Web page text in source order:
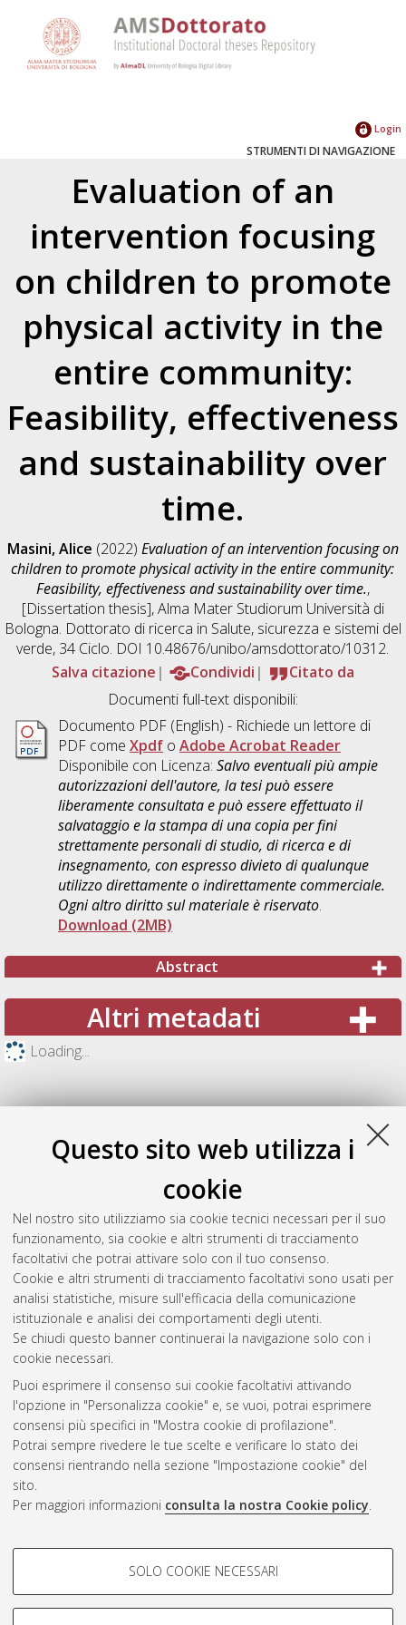
Questo sito web utilizza i
cookie
Nel nostro sito utilizziamo sia cookie tecnici necessari per il suo
funzionamento, sia cookie e altri strumenti di tracciamento
facoltativi che potrai attivare solo con il tuo consenso.
Cookie e altri strumenti di tracciamento facoltativi sono usati per
analisi statistiche, misure sull'efficacia della comunicazione
istituzionale e analisi dei comportamenti degli utenti.
Se chiudi questo banner continuerai la navigazione solo con i
cookie necessari.
Puoi esprimere il consenso sui cookie facoltativi attivando
l'opzione in "Personalizza cookie" e, se vuoi, potrai esprimere
consensi più specifici in "Mostra cookie di profilazione".
Potrai sempre rivedere le tue scelte e verificare lo stato dei
consensi rientrando nella sezione "Impostazione cookie" del
sito.
Per maggiori informazioni consulta la nostra Cookie policy.
COOKIE DI PROFILAZIONE -
Si tratta di cookie utilizzati per analizzare le caratteristiche della
SOLO COOKIE NECESSARI
Login
STRUMENTI DI NAVIGAZIONE
Evaluation of an
intervention focusing
on children to promote
physical activity in the
entire community:
Feasibility, effectiveness
and sustainability over
time.
Masini, Alice (2022) Evaluation of an intervention focusing on
children to promote physical activity in the entire community:
Feasibility, effectiveness and sustainability over time.,
[Dissertation thesis], Alma Mater Studiorum Università di
Bologna. Dottorato di ricerca in Salute, sicurezza e sistemi del
verde, 34 Ciclo. DOI 10.48676/unibo/amsdottorato/10312.
Salva citazione
Condividi
Citato da
Documenti full-text disponibili:
Documento PDF(English) - Richiede un lettore di
PDF come Xpdfo Adobe Acrobat Reader
Disponibile con Licenza: Salvo eventuali più ampie
autorizzazioni dell'autore, la tesi può essere
liberamente consultata e può essere effettuato il
salvataggio e la stampa di una copia per fini
strettamente personali di studio, di ricerca e di
insegnamento, con espresso divieto di qualunque
utilizzo direttamente o indirettamente commerciale.
Ogni altro diritto sul materiale è riservato.
Download (2MB)
Abstract
Altri metadati
Loading...
Gestione del documento:
Atom
Rss 1.0
Rss 2.0
ISSN: 2038-7946
Impostazioni Cookie
Informativa sulla privacy
Condizioni d’uso del sito